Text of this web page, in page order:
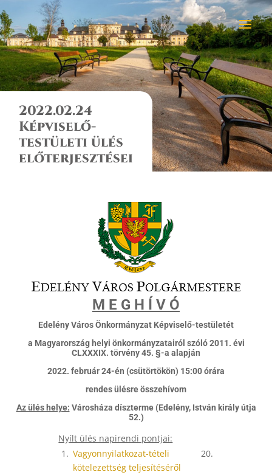
2022.02.24
Képviselő-
testületi ülés
előterjesztései
M E G H Í V Ó
Edelény Város Önkormányzat Képviselő-testületét
a Magyarország helyi önkormányzatairól szóló 2011. évi
CLXXXIX. törvény 45. §-a alapján
2022. február 24-én (csütörtökön) 15:00 órára
rendes ülésre összehívom
Az ülés helye: Városháza díszterme (Edelény, István király útja
52.)
Nyílt ülés napirendi pontjai:
1. Vagyonnyilatkozat-tételi
kötelezettség teljesítéséről
20.